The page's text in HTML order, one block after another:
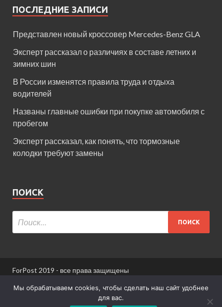
ПОСЛЕДНИЕ ЗАПИСИ
Представлен новый кроссовер Mercedes-Benz GLA
Эксперт рассказал о различиях в составе летних и
зимних шин
В России изменятся правила труда и отдыха
водителей
Названы главные ошибки при покупке автомобиля с
пробегом
Эксперт рассказал, как понять, что тормозные
колодки требуют замены
ПОИСК
ForPost 2019 - все права защищены
При использовании материалов сайта ссылка
Мы обрабатываем cookies, чтобы сделать наш сайт удобнее
для вас.